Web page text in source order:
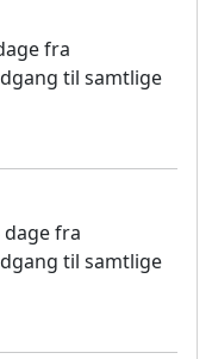
fra
til samtlige
fra
til samtlige